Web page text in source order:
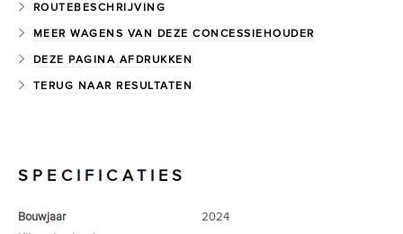
ROUTEBESCHRIJVING
MEER WAGENS VAN DEZE CONCESSIEHOUDER
DEZE PAGINA AFDRUKKEN
TERUG NAAR RESULTATEN
SPECIFICATIES
Bouwjaar
2024